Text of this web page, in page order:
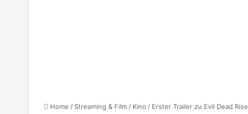
Home / Streaming & Film / Kino / Erster Trailer zu Evil Dead Rise